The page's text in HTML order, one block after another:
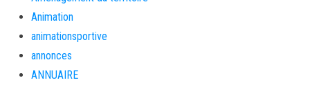
Animation
animationsportive
annonces
ANNUAIRE